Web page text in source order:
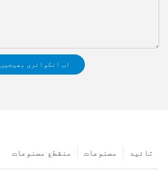
اب انکوائری بھیجیں
تائید مصنوعات منقطع مصنوعات